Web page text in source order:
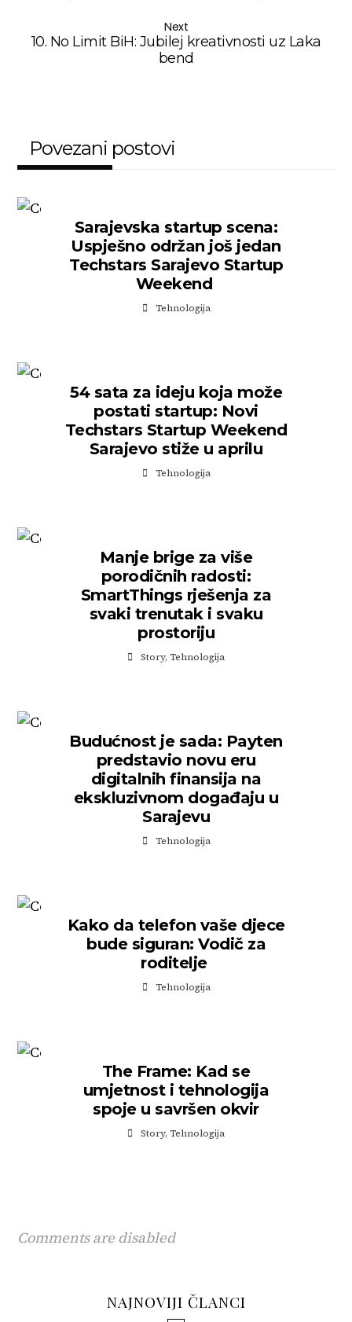
Next
10. No Limit BiH: Jubilej kreativnosti uz Laka
bend
Povezani postovi
Sarajevska startup scena:
Uspješno održan još jedan
Techstars Sarajevo Startup
Weekend
Tehnologija
54 sata za ideju koja može
postati startup: Novi
Techstars Startup Weekend
Sarajevo stiže u aprilu
Tehnologija
Manje brige za više
porodičnih radosti:
SmartThings rješenja za
svaki trenutak i svaku
prostoriju
Story, Tehnologija
Budućnost je sada: Payten
predstavio novu eru
digitalnih finansija na
ekskluzivnom događaju u
Sarajevu
Tehnologija
Kako da telefon vaše djece
bude siguran: Vodič za
roditelje
Tehnologija
The Frame: Kad se
umjetnost i tehnologija
spoje u savršen okvir
Story, Tehnologija
Comments are disabled
NAJNOVIJI ČLANCI
traže, a malo ko zna kako se
fitness trend. Postao je sport